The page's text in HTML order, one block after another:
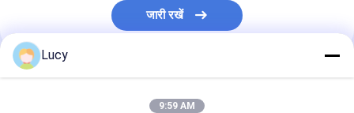
जारी रखें
हमारी श्रेणियाँ
Lucy
9:59 AM